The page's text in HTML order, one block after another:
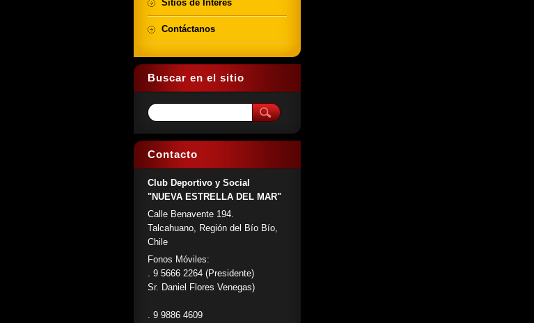
Sitios de Interés
Contáctanos
Buscar en el sitio
Contacto
Club Deportivo y Social
"NUEVA ESTRELLA DEL MAR"
Calle Benavente 194.
Talcahuano, Región del Bío Bío,
Chile
Fonos Móviles:
. 9 5666 2264 (Presidente)
Sr. Daniel Flores Venegas)
. 9 9886 4609